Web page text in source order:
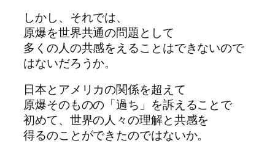
しかし、それでは、
原爆を世界共通の問題として
多くの人の共感をえることはできないので
はないだろうか。
日本とアメリカの関係を超えて
原爆そのものの「過ち」を訴えることで
初めて、世界の人々の理解と共感を
得るのことができたのではないか。